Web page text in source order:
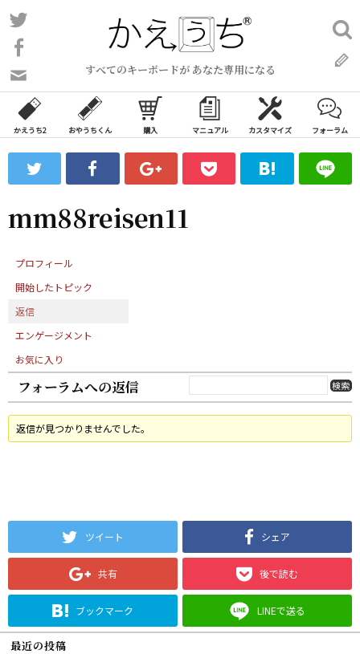
コ
ン
ン
ツ
ス
ッ
すべてのキーボードが あなた専用になる
い
合
わ
フ
ォ
ム
検
索:
かえうち2 おやうちくん 購入 マニュアル カスタマイズ フォーラム
mm88reisen11
プロフィール
開始したトピック
返信
エンゲージメント
お気に入り
フォーラムへの返信
返信が見つかりませんでした。
ツイート シェア
共有 後で読む
ブックマーク LINEで送る
最近の投稿